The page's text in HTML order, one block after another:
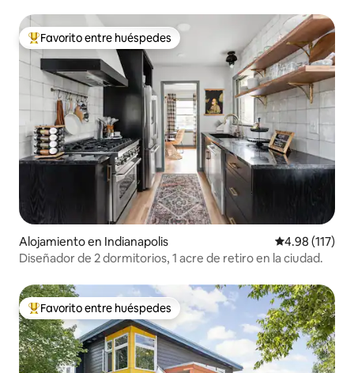
Favorito entre huéspedes preferido
Favorito entre huéspedes
Alojamiento en Indianapolis Calificación
4.98 (117)
Diseñador de 2 dormitorios, 1 acre de retiro en la ciudad.
Favorito entre huéspedes preferido
Favorito entre huéspedes